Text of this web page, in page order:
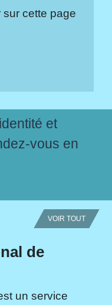
sur cette page
et
vous en
VOIR TOUT
de
un service